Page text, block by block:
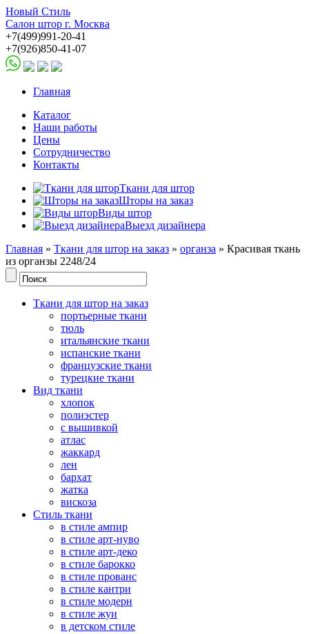
Новый Стиль
Салон штор г. Москва
+7(499)991-20-41
+7(926)850-41-07
Главная
Каталог
Наши работы
Цены
Сотрудничество
Контакты
Ткани для штор
Шторы на заказ
Виды штор
Выезд дизайнера
Главная » Ткани для штор на заказ » органза » Красивая ткань
из органзы 2248/24
Ткани для штор на заказ
портьерные ткани
тюль
итальянские ткани
испанские ткани
французские ткани
турецкие ткани
Вид ткани
хлопок
полиэстер
с вышивкой
атлас
жаккард
лен
бархат
жатка
вискоза
Стиль ткани
в стиле ампир
в стиле арт-нуво
в стиле арт-деко
в стиле барокко
в стиле прованс
в стиле кантри
в стиле модерн
в стиле жуи
в детском стиле